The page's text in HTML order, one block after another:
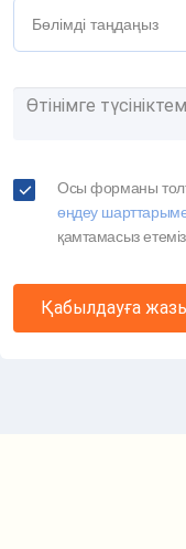
Бөлімді таңдаңыз
Осы форманы
өңдеу
қамтамасыз
Қабылдауға